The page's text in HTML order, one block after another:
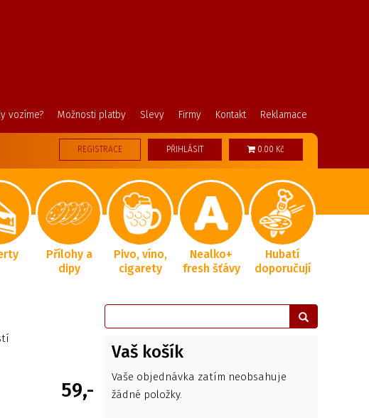
vozíme? Možnosti platby Slevy Firmy Kontakt Reklamace
REGISTRACE PŘIHLÁSIT 0.00 Kč
Přílohy a
dipy
Pivo, víno,
cigarety
Nealko+
fresh šťávy
Hubatí
doporučují
59,-
Vaš košík
Vaše objednávka zatím neobsahuje
žádné položky.